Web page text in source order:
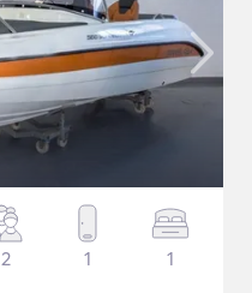
2 1 1